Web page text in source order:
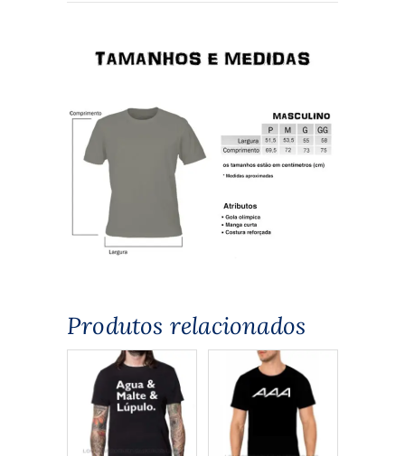
Produtos relacionados